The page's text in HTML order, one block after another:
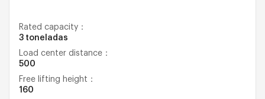
Rated capacity：
3 toneladas
Load center distance：
500
Free lifting height：
160